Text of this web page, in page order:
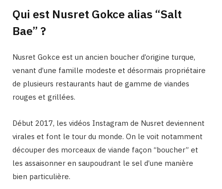
Qui est Nusret Gokce alias “Salt
Bae” ?
Nusret Gokce est un ancien boucher d’origine turque,
venant d’une famille modeste et désormais propriétaire
de plusieurs restaurants haut de gamme de viandes
rouges et grillées.
Début 2017, les vidéos Instagram de Nusret deviennent
virales et font le tour du monde. On le voit notamment
découper des morceaux de viande façon “boucher” et
les assaisonner en saupoudrant le sel d’une manière
bien particulière.